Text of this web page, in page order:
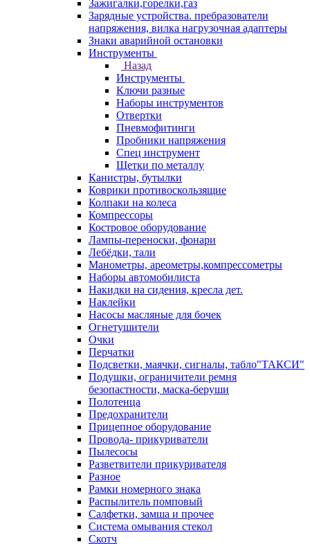
Зажигалки,горелки,газ
Зарядные устройства. пребразователи
напряжения, вилка нагрузочная адаптеры
Знаки аварийной остановки
Инструменты
Назад
Инструменты
Ключи разные
Наборы инструментов
Отвертки
Пневмофитинги
Пробники напряжения
Спец инструмент
Щетки по металлу
Канистры, бутылки
Коврики противоскользящие
Колпаки на колеса
Компрессоры
Костровое оборудование
Лампы-переноски, фонари
Лебёдки, тали
Манометры, ареометры,компрессометры
Наборы автомобилиста
Накидки на сидения, кресла дет.
Наклейки
Насосы масляные для бочек
Огнетушители
Очки
Перчатки
Подсветки, маячки, сигналы, табло"ТАКСИ"
Подушки, ограничители ремня
безопастности, маска-беруши
Полотенца
Предохранители
Прицепное оборудование
Провода- прикуриватели
Пылесосы
Разветвители прикуривателя
Разное
Рамки номерного знака
Распылитель помповый
Салфетки, замша и прочее
Система омывания стекол
Скотч